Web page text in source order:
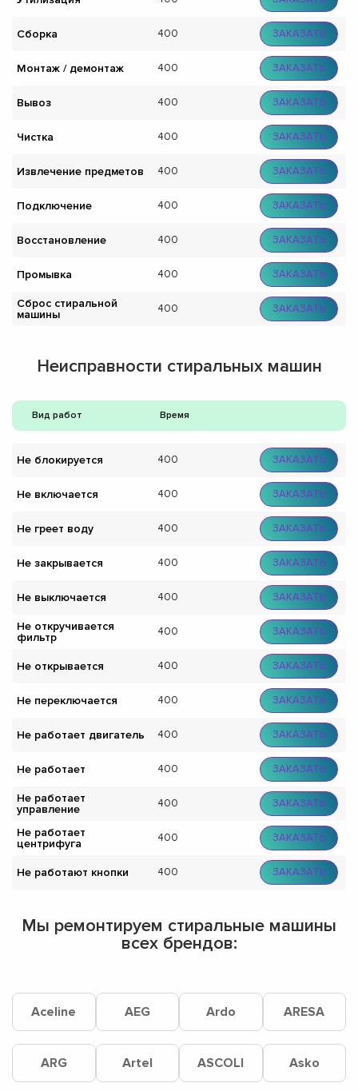
Сборка 400 ЗАКАЗАТЬ
Монтаж / демонтаж 400 ЗАКАЗАТЬ
Вывоз 400 ЗАКАЗАТЬ
Чистка 400 ЗАКАЗАТЬ
Извлечение предметов 400 ЗАКАЗАТЬ
Подключение 400 ЗАКАЗАТЬ
Восстановление 400 ЗАКАЗАТЬ
Промывка 400 ЗАКАЗАТЬ
Сброс стиральной
машины
400 ЗАКАЗАТЬ
Неисправности стиральных машин
Вид работ Время
Не блокируется 400 ЗАКАЗАТЬ
Не включается 400 ЗАКАЗАТЬ
Не греет воду 400 ЗАКАЗАТЬ
Не закрывается 400 ЗАКАЗАТЬ
Не выключается 400 ЗАКАЗАТЬ
Не откручивается
фильтр
400 ЗАКАЗАТЬ
Не открывается 400 ЗАКАЗАТЬ
Не переключается 400 ЗАКАЗАТЬ
Не работает двигатель 400 ЗАКАЗАТЬ
Не работает 400 ЗАКАЗАТЬ
Не работает
управление
400 ЗАКАЗАТЬ
Не работает
центрифуга
400 ЗАКАЗАТЬ
Не работают кнопки 400 ЗАКАЗАТЬ
Мы ремонтируем стиральные машины
всех брендов:
Aceline AEG Ardo ARESA
ARG Artel ASCOLI Asko